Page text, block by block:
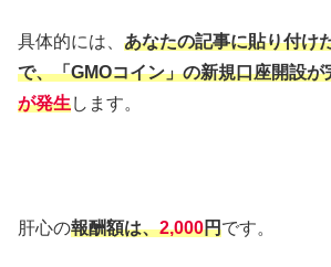
具体的には、 あなたの記事に貼り付け
で、「GMOコイン」の新規口座開設が
が発生します。
肝心の報酬額は、2,000円です。